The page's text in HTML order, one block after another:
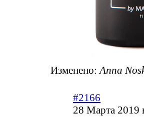
Изменено:Anna
#2166
28 Марта 2019